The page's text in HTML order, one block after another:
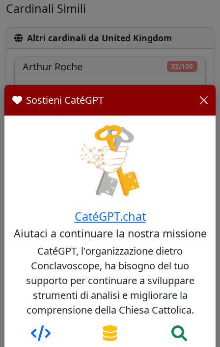
Cardinali Simili
Altri cardinali da United Kingdom
32/100
Arthur Roche
Cardinale britannico, Prefetto del Dicastero
per il Culto Divino, noto per il suo approccio
equilibrato tra rispetto della tradizione
liturgica e apertura alle riforme.
Vedi profilo
Timothy Radcliffe
Cardinale britannico, domenicano, teologo e
scrittore, noto per la sua visione progressista
della Chiesa, il suo impegno per il dialogo e la
Sostieni CatéGPT
CatéGPT.chat
Aiutaci a continuare la nostra missione
CatéGPT, l'organizzazione dietro
Conclavoscope, ha bisogno del tuo
supporto per continuare a sviluppare
strumenti di analisi e migliorare la
comprensione della Chiesa Cattolica.